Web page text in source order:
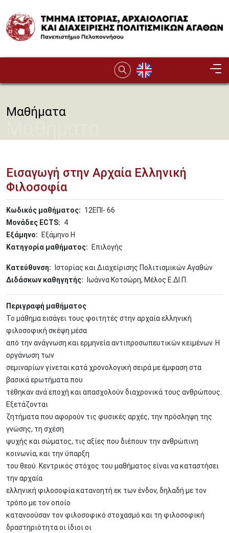
Image
Μαθήματα
Εισαγωγή στην Αρχαία Ελληνική
Φιλοσοφία
Κωδικός μαθήματος
12ΕΠΙ- 66
Μονάδες ECTS
4
Εξάμηνο
Εξάμηνο Η
Κατηγορία μαθήματος
Επιλογής
Κατεύθυνση
Ιστορίας και Διαχείρισης Πολιτισμικών Αγαθών
Διδάσκων καθηγητής
Ιωάννα Κοτσώρη, Μέλος Ε.ΔΙ.Π.
Περιγραφή μαθήματος
Το μάθημα εισάγει τους φοιτητές στην αρχαία ελληνική
φιλοσοφική σκέψη μέσα
από την ανάγνωση και ερμηνεία αντιπροσωπευτικών κειμένων. Η
οργάνωση των
σεμιναρίων γίνεται κατά χρονολογική σειρά με έμφαση στα
βασικά ερωτήματα που
τέθηκαν ανά εποχή και απασχολούν διαχρονικά τους ανθρώπους.
Εξετάζονται
ζητήματα που αφορούν τις φυσικές αρχές, την πρόσληψη της
γνώσης, τη σχέση
ψυχής και σώματος, τις αξίες που διέπουν την ανθρώπινη
κοινωνία, και την ύπαρξη
του θεού. Κεντρικός στόχος του μαθήματος είναι να καταστήσει
την αρχαία
ελληνική φιλοσοφία κατανοητή εκ των ένδον, δηλαδή με τον
τρόπο με τον οποίο
κατανοούσαν τον φιλοσοφικό στοχασμό και τη φιλοσοφική
δραστηριότητα οι ίδιοι οι